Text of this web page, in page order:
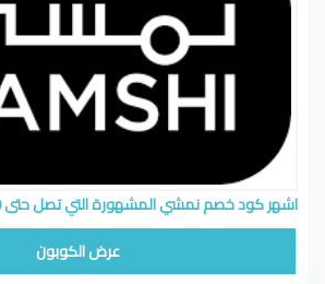
اشهر كود خصم نمشي المشهورة التي تصل حتى 80% – 70% – 20%
عرض الكوبون